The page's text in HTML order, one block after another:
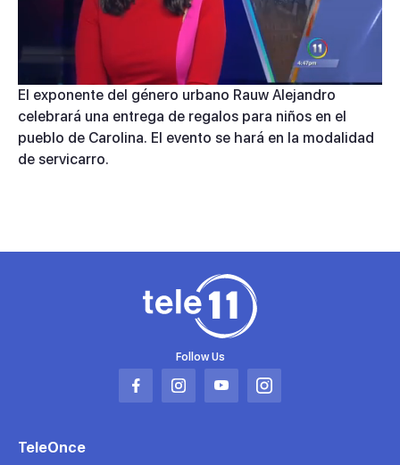
El exponente del género urbano Rauw Alejandro
celebrará una entrega de regalos para niños en el
pueblo de Carolina. El evento se hará en la modalidad
de servicarro.
Follow Us
Abrir
Abrir
Abrir
Abrir
TeleOnce